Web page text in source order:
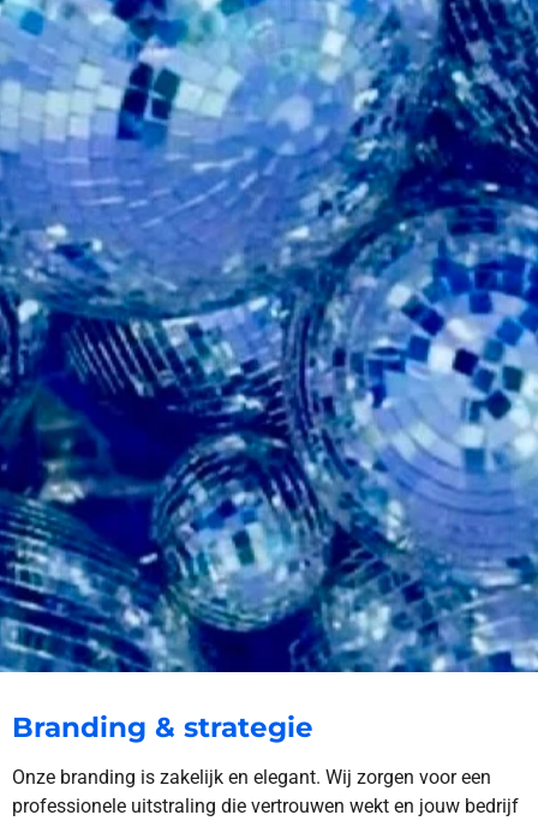
Branding & strategie
Onze branding is zakelijk en elegant. Wij zorgen voor een
professionele uitstraling die vertrouwen wekt en jouw bedrijf